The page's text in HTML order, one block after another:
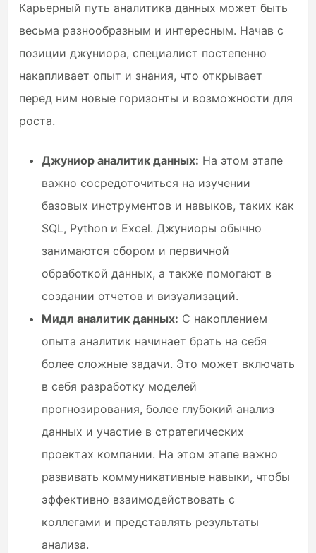
Карьерный путь аналитика данных может быть
весьма разнообразным и интересным. Начав с
позиции джуниора, специалист постепенно
накапливает опыт и знания, что открывает
перед ним новые горизонты и возможности для
роста.
Джуниор аналитик данных: На этом этапе
важно сосредоточиться на изучении
базовых инструментов и навыков, таких как
SQL, Python и Excel. Джуниоры обычно
занимаются сбором и первичной
обработкой данных, а также помогают в
создании отчетов и визуализаций.
Мидл аналитик данных: С накоплением
опыта аналитик начинает брать на себя
более сложные задачи. Это может включать
в себя разработку моделей
прогнозирования, более глубокий анализ
данных и участие в стратегических
проектах компании. На этом этапе важно
развивать коммуникативные навыки, чтобы
эффективно взаимодействовать с
коллегами и представлять результаты
анализа.